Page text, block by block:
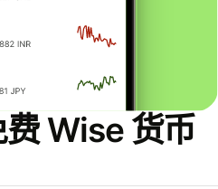
Wise 货币